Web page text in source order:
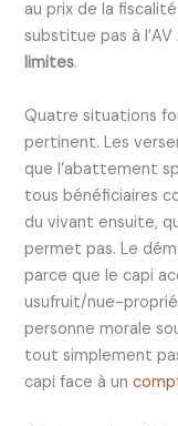
au prix de la
substitue pas à
limites.
Quatre situations
pertinent. Les
que l’abattement
tous bénéficiaires
du vivant ensuite,
permet pas. Le
parce que le capi
usufruit/nue-
personne morale
tout simplement
capi face à un